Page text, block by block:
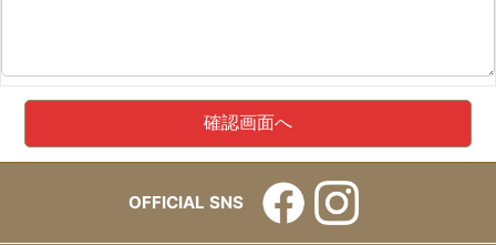
OFFICIAL SNS